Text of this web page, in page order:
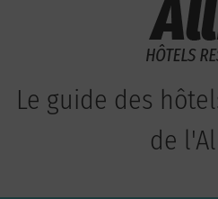
Le guide des
de